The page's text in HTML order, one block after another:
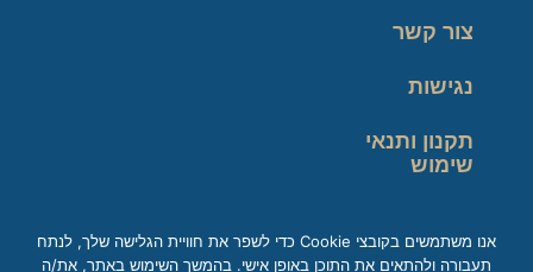
צור קשר
נגישות
תקנון ותנאי
שימוש
אנו משתמשים בקובצי Cookie כדי לשפר את חוויית הגלישה שלך, לנתח
תעבורה ולהתאים את התוכן באופן אישי. בהמשך השימוש באתר, את/ה